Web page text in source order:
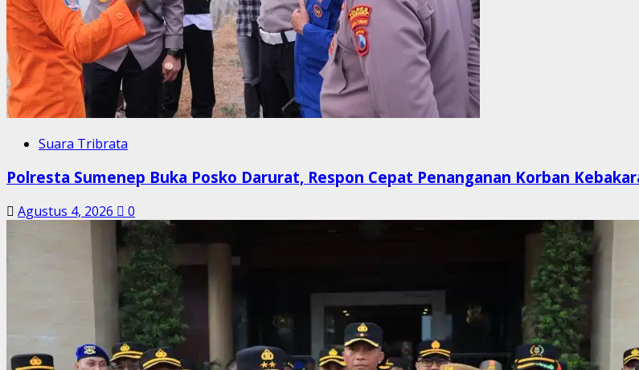
Suara Tribrata
Polresta Sumenep Buka Posko Darurat, Respon Cepat Penanganan Korban
Agustus 4, 2026 0